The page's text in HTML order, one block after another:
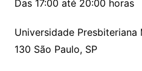
Das 17:00 até 20:00 horas
Universidade Presbiteriana
130 São Paulo, SP